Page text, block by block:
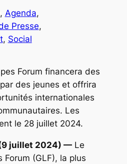
, Agenda
Presse
, Social
Forum financera des
des jeunes et offrira
internationales
Les
le 28 juillet 2024.
juillet 2024) —Le
Forum (GLF), la plus